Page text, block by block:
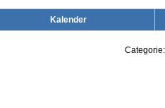
Kalender